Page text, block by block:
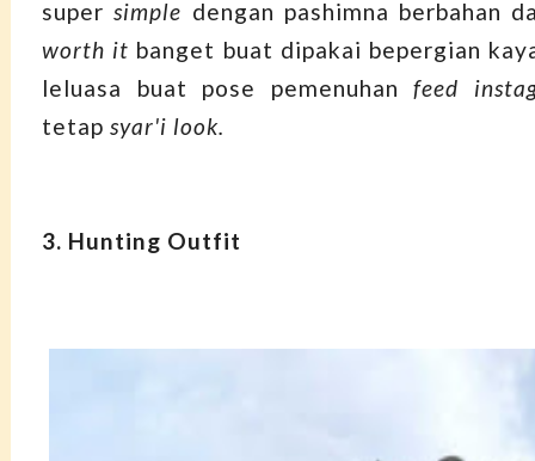
supersimple dengan pashimna berbahan
worth it banget buat dipakai bepergian
leluasa buat pose pemenuhanfeed
tetap syar'i look.
3. Hunting Outfit